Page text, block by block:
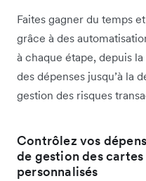
Faites gagner du temps
grâce à des
à chaque étape, depuis
des dépenses jusqu’à la
gestion des risques
Contrôlez vos
de gestion des
personnalisés